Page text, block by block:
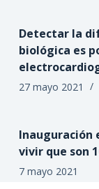
Detectar la
biológica es
27 mayo 2021
Inauguración
vivir que son
7 mayo 2021